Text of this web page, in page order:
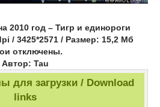
2010 год – Тигр и единороги
/ 3425*2571 / Размер: 15,2 Мб
отключены.
Автор: Tau
для загрузки / Download
links